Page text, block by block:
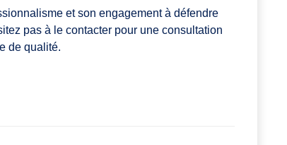
et son engagement à défendre
pas à le contacter pour une consultation
de qualité.